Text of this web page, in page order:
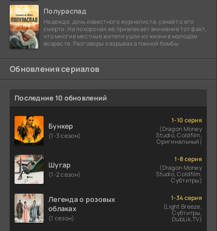
Полураспад
Надежда, дочь известного журналиста, узнаёт о его
смерти. На похоронах её привлекает внимание тот факт,
что многие местные жители ушли из жизни в молодом
возрасте. Разговоры о взрывах атомной бомбы
Обновления сериалов
Последние 10 обновлений
Бункер
(1-3 сезон)
1-10 серия
(Dragon Money
Studio, Coldfilm,
Оригинальный)
Шугар
(1-2 сезон)
1-8 серия
(Dragon Money
Studio, Coldfilm,
Субтитры)
Легенда о розовых
облаках
(1 сезон)
1-34 серия
(Light Breeze,
Субтитры,
DubLik.TV)